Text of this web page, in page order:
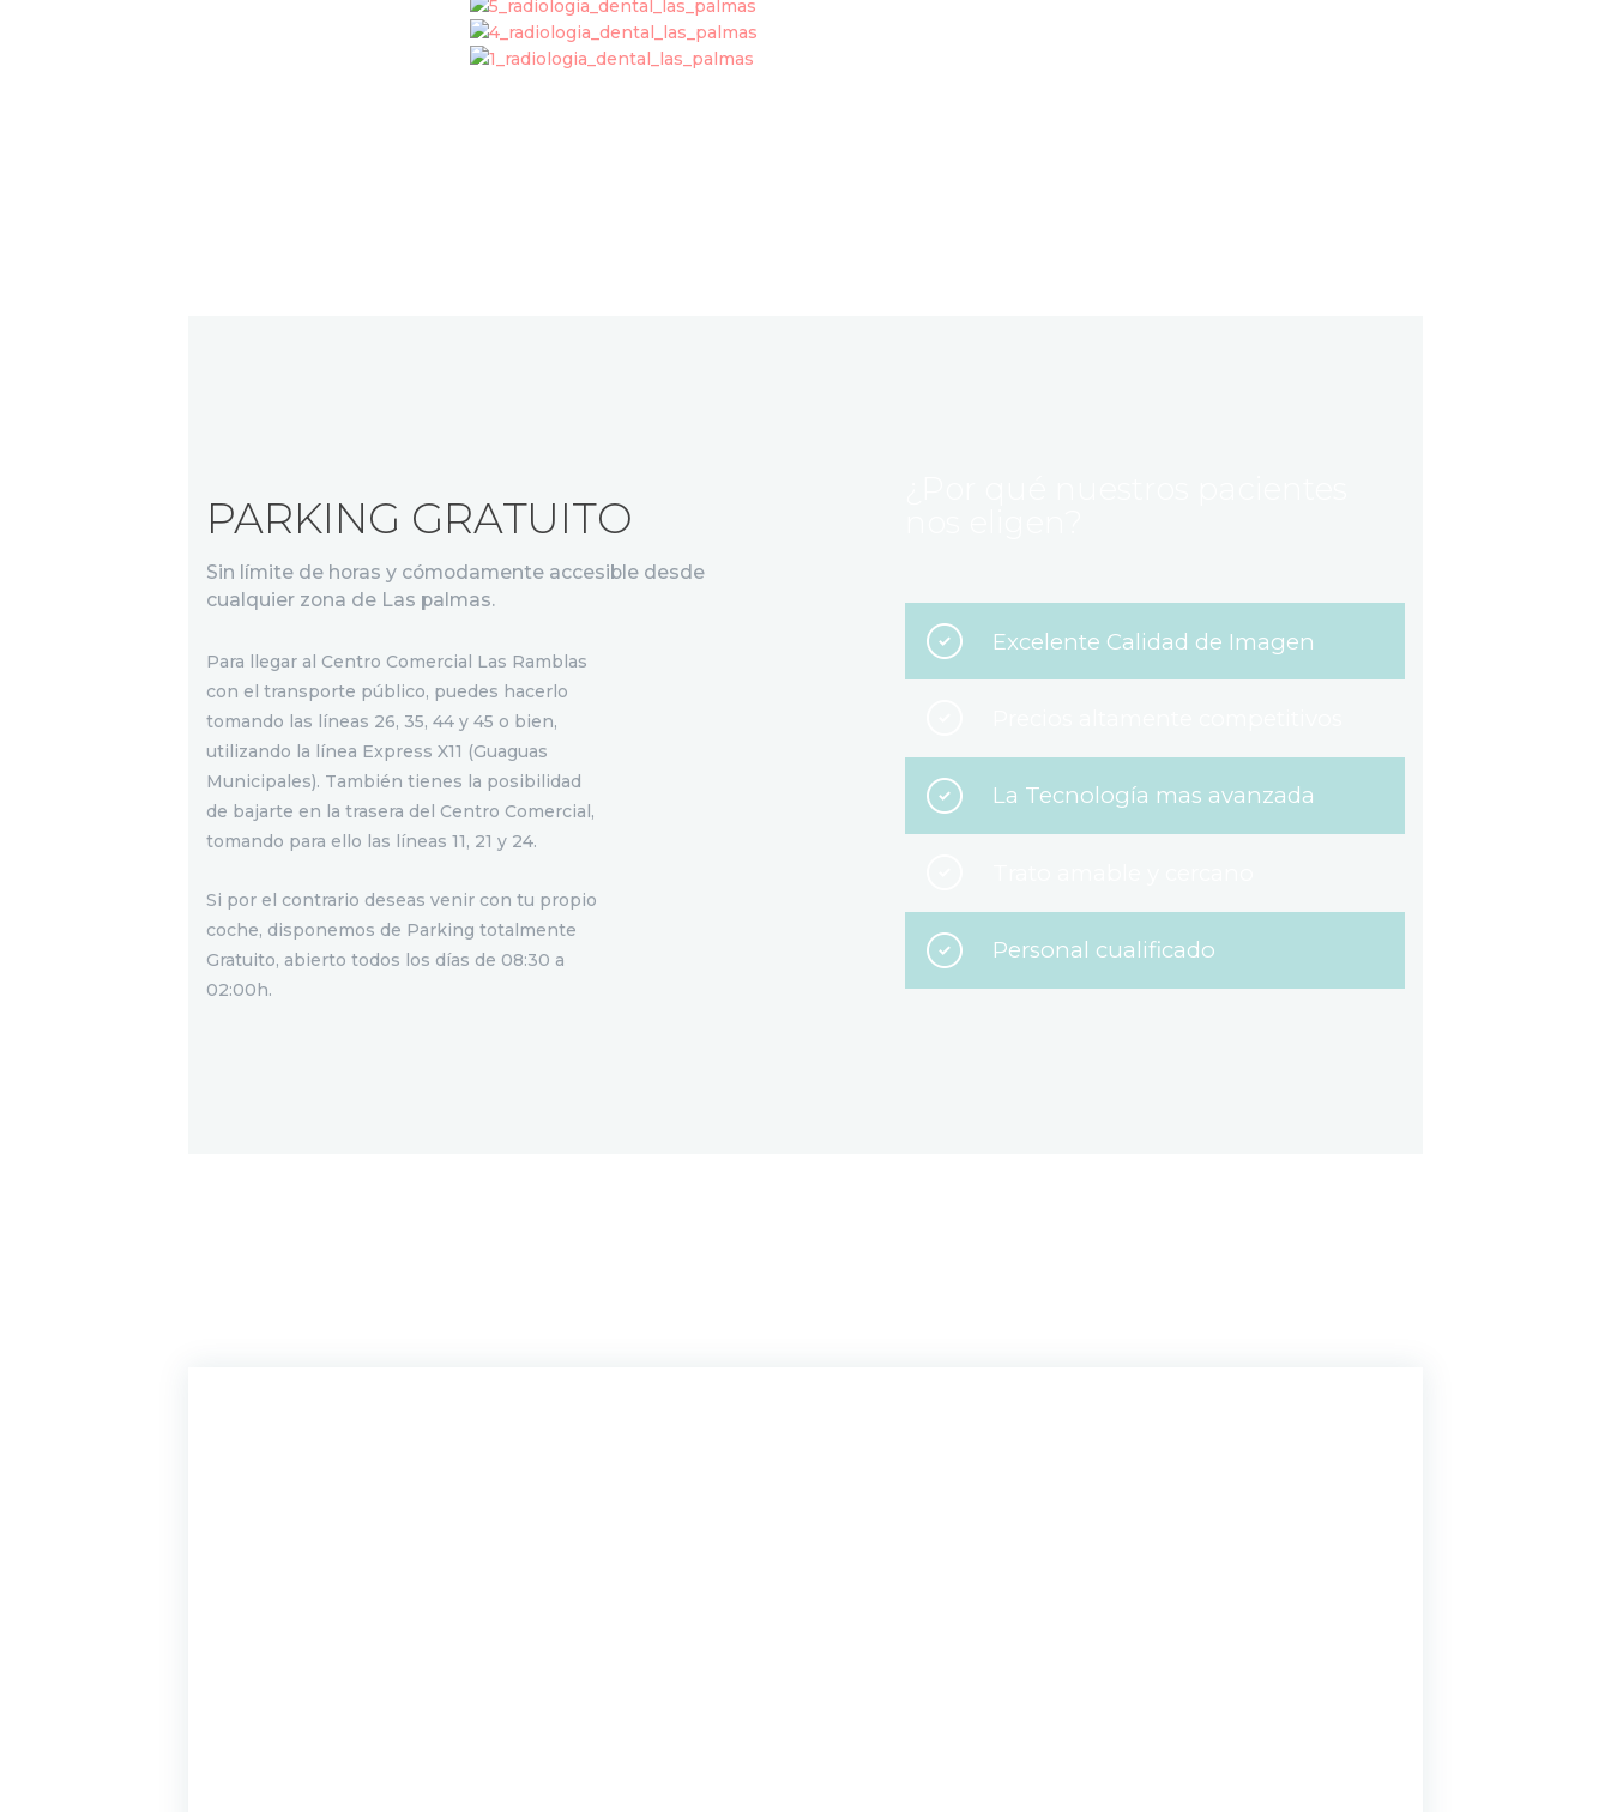
PARKING GRATUITO
Sin límite de horas y cómodamente accesible desde
cualquier zona de Las palmas.
Para llegar al Centro Comercial Las Ramblas
con el transporte público, puedes hacerlo
tomando las líneas 26, 35, 44 y 45 o bien,
utilizando la línea Express X11 (Guaguas
Municipales). También tienes la posibilidad
de bajarte en la trasera del Centro Comercial,
tomando para ello las líneas 11, 21 y 24.
Si por el contrario deseas venir con tu propio
coche, disponemos de Parking totalmente
Gratuito, abierto todos los días de 08:30 a
02:00h.
Excelente Calidad de Imagen
La Tecnología mas avanzada
Personal cualificado